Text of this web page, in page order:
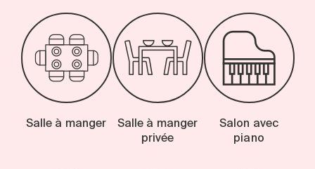
Salle à manger
Salle à manger
privée
Salon avec
piano